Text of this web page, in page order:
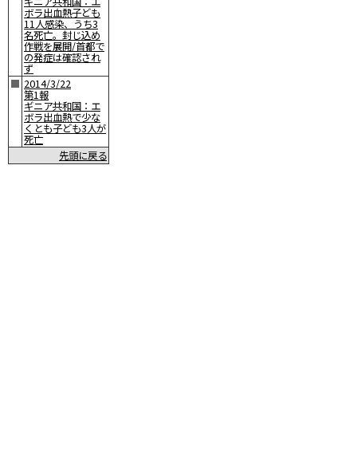
ボラ出血熱子ども
11人感染、うち3
名死亡。封じ込め
作戦を展開/首都で
の発症は確認され
ず
■ 2014/3/22
第1報
ギニア共和国：エ
ボラ出血熱で少な
くとも子ども3人が
死亡
先頭に戻る